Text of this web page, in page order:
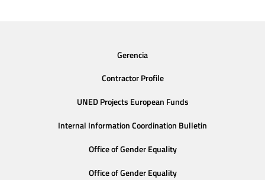
Gerencia
Contractor Profile
UNED Projects European Funds
Internal Information Coordination Bulletin
Office of Gender Equality
Office of Gender Equality